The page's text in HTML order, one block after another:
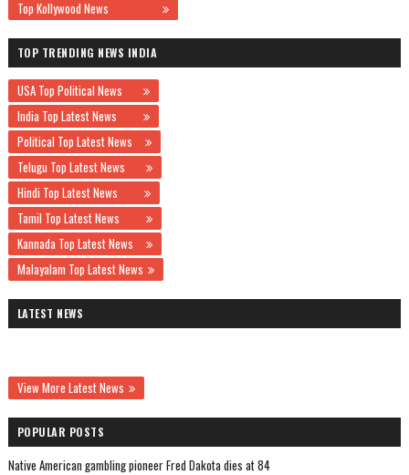
Top Kollywood News
TOP TRENDING NEWS INDIA
USA Top Political News
India Top Latest News
Political Top Latest News
Telugu Top Latest News
Hindi Top Latest News
Tamil Top Latest News
Kannada Top Latest News
Malayalam Top Latest News
LATEST NEWS
View More Latest News
POPULAR POSTS
Native American gambling pioneer Fred Dakota dies at 84